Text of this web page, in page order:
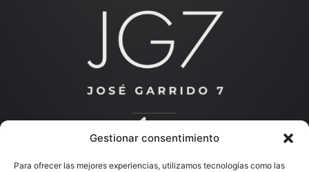
Gestionar consentimiento
Para ofrecer las mejores experiencias, utilizamos tecnologías como las
Descubre más